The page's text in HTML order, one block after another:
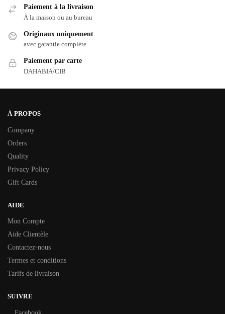
Paiement à la livraison
À la maison ou au bureau
Originaux uniquement
avec garantie complète
Paiement par carte
DAHABIA/CIB
À PROPOS
Company
Orders
Quality
Privacy Policy
Gift Cards
AIDE
Mon Compte
Aide Clientèle
Contactez-nous
Termes et conditions
Tarifs de livraison
SUIVRE